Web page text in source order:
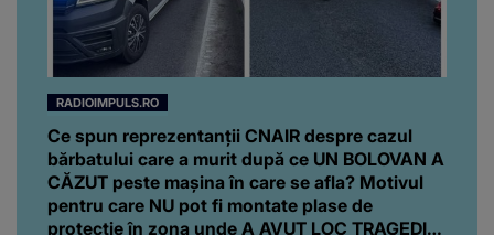
RADIOIMPULS.RO
Ce spun reprezentanții CNAIR despre cazul
bărbatului care a murit după ce UN BOLOVAN A
CĂZUT peste mașina în care se afla? Motivul
pentru care NU pot fi montate plase de
protecție în zona unde A AVUT LOC TRAGEDIA: